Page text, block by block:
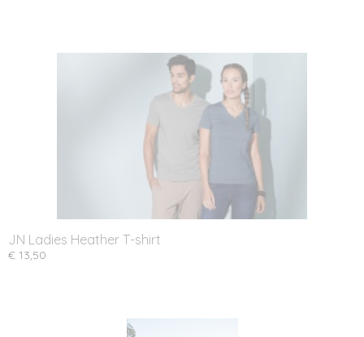
JN Ladies Heather T-shirt
€ 13,50